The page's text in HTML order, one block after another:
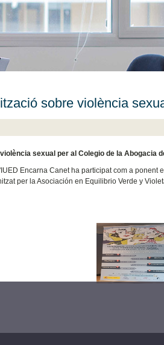
sobre violència
sexual per al Colegio de la Abogacia
Encarna Canet ha participat com a
per la Asociación en Equilibrio Verde y